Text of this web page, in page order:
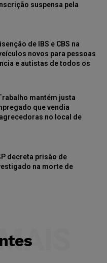
suspensa pela
de IBS e CBS na
novos para pessoas
e autistas de todos os
mantém justa
que vendia
no local de
decreta prisão de
na morte de